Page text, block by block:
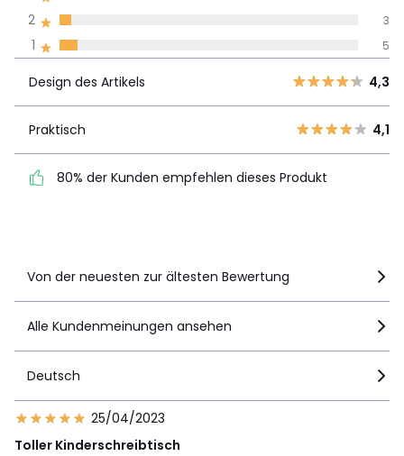
4
Design des
4,1
empfehlen dieses Produkt
1 5
2 3
Design des Artikels 4,3
Praktisch 4,1
80% der Kunden empfehlen dieses Produkt
Von der neuesten zur ältesten Bewertung
Alle Kundenmeinungen ansehen
Deutsch
25/04/2023
Toller Kinderschreibtisch